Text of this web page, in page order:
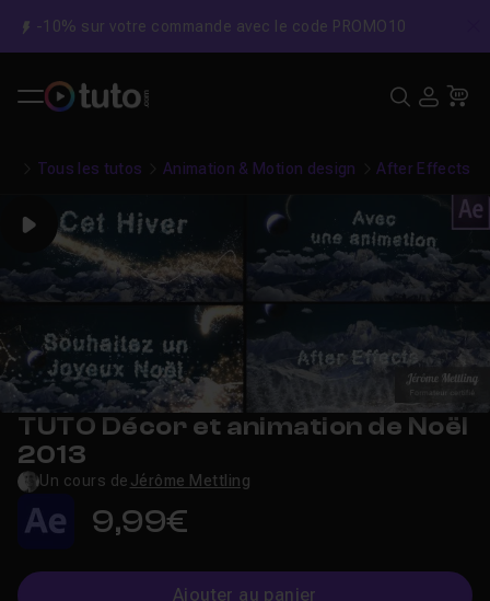
-10% sur votre commande avec le code PROMO10
Tous les tutos Animation & Motion design After Effects
Play
TUTO Décor et animation de Noël
2013
Un cours de Jérôme Mettling
9,99€
Ajouter au panier